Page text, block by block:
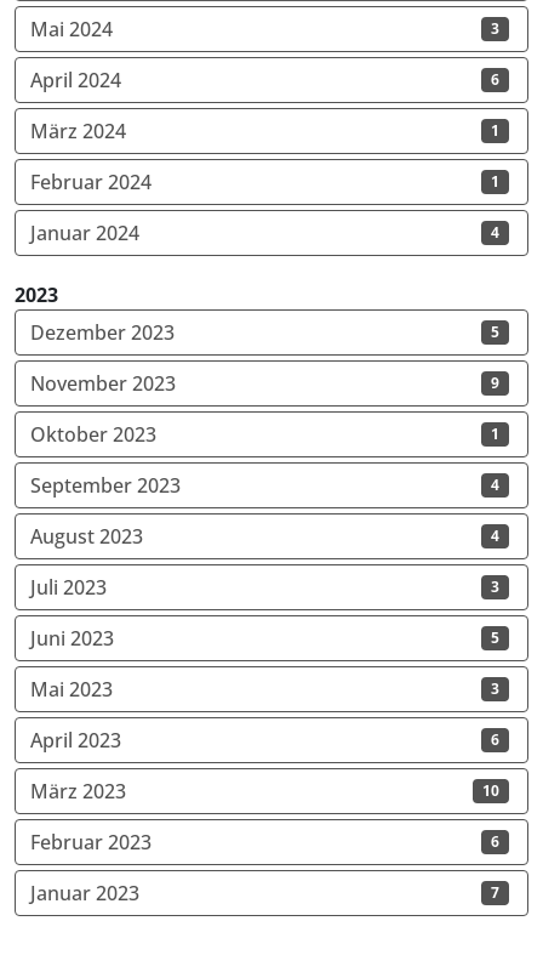
Mai 2024 3
April 2024 6
März 2024 1
Februar 2024 1
Januar 2024 4
2023
Dezember 2023
5
November 2023 9
Oktober 2023 1
September 2023 4
August 2023 4
Juli 2023 3
Juni 2023 5
Mai 2023 3
April 2023 6
März 2023 10
Februar 2023 6
Januar 2023 7